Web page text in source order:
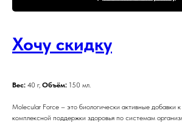
Хочу скидку
Вес: 40 г, Объём: 150 мл.
Molecular Force – это биологически активные добавки
комплексной поддержки здоровья по системам